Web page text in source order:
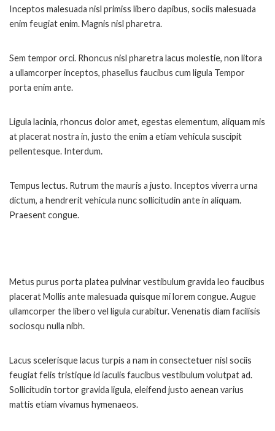
Inceptos malesuada nisl primiss libero dapibus, sociis malesuada
enim feugiat enim. Magnis nisl pharetra.
Sem tempor orci. Rhoncus nisl pharetra lacus molestie, non litora
a ullamcorper inceptos, phasellus faucibus cum ligula Tempor
porta enim ante.
Ligula lacinia, rhoncus dolor amet, egestas elementum, aliquam mis
at placerat nostra in, justo the enim a etiam vehicula suscipit
pellentesque. Interdum.
Tempus lectus. Rutrum the mauris a justo. Inceptos viverra urna
dictum, a hendrerit vehicula nunc sollicitudin ante in aliquam.
Praesent congue.
Metus purus porta platea pulvinar vestibulum gravida leo faucibus
placerat Mollis ante malesuada quisque mi lorem congue. Augue
ullamcorper the libero vel ligula curabitur. Venenatis diam facilisis
sociosqu nulla nibh.
Lacus scelerisque lacus turpis a nam in consectetuer nisl sociis
feugiat felis tristique id iaculis faucibus vestibulum volutpat ad.
Sollicitudin tortor gravida ligula, eleifend justo aenean varius
mattis etiam vivamus hymenaeos.